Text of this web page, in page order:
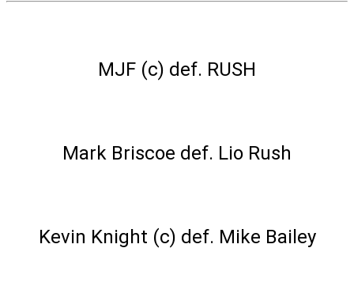
MJF (c) def. RUSH
Mark Briscoe def. Lio Rush
Kevin Knight (c) def. Mike Bailey